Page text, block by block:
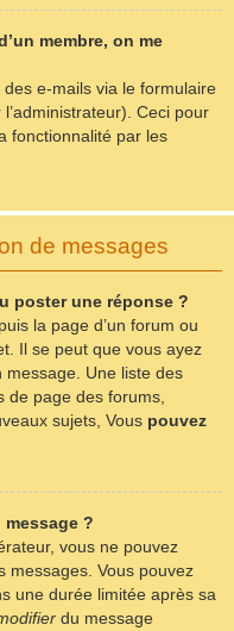
membre, on me
e-mails via le formulaire
Ceci pour
fonctionnalité par les
de messages
poster une réponse ?
la page d’un forum ou
Il se peut que vous ayez
message. Une liste des
de page des forums,
sujets, Vous pouvez
?
vous ne pouvez
messages. Vous pouvez
une durée limitée après sa
du message